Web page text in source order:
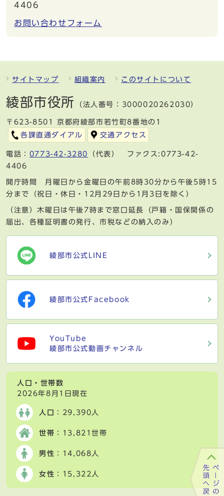
4406
お問い合わせフォーム
サイトマップ 組織案内 このサイトについて
綾部市役所 （法人番号：3000020262030）
〒623-8501 京都府綾部市若竹町8番地の1
各課直通ダイアル
交通アクセス
電話： 0773-42-3280
（代表） ファクス:0773-42-
4406
開庁時間 月曜日から金曜日の午前8時30分から午後5時15
分まで（祝日・休日・12月29日から1月3日を除く）
（注意）木曜日は午後7時まで窓口延長（戸籍・国保関係の
届出、各種証明書の発行、市税などの納入のみ）
綾部市公式LINE
綾部市公式Facebook
YouTube
綾部市公式動画チャンネル
人口・世帯数
2026年8月1日現在
人口 ：29,390人
世帯 ：13,821世帯
男性 ：14,068人
女性 ：15,322人